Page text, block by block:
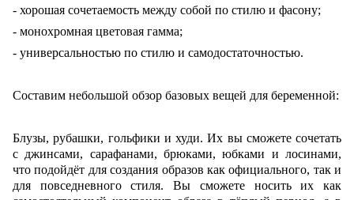
- хорошая сочетаемость между собой по стилю и фасону;
- монохромная цветовая гамма;
- универсальностью по стилю и самодостаточностью.
Составим небольшой обзор базовых вещей для беременной:
Блузы, рубашки, гольфики и худи. Их вы сможете сочетать
с джинсами, сарафанами, брюками, юбками и лосинами,
что подойдёт для создания образов как официального, так и
для повседневного стиля. Вы сможете носить их как